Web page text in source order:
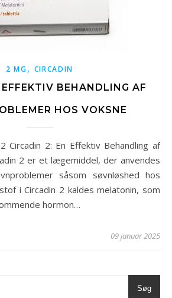
2 MG, CIRCADIN
BEHANDLING AF
HOS VOKSNE
2 er et lægemiddel, der anvendes
såsom søvnløshed hos
i Circadin 2 kaldes melatonin, som
hormon…
09 januar 2025
Søg